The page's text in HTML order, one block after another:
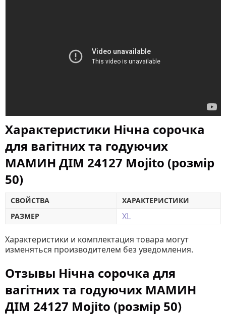
Характеристики Нічна сорочка
для вагітних та годуючих
МАМИН ДІМ 24127 Mojito (розмір
50)
СВОЙСТВА
ХАРАКТЕРИСТИКИ
РАЗМЕР
XL
Характеристики и комплектация товара могут
изменяться производителем без уведомления.
Отзывы Нічна сорочка для
вагітних та годуючих МАМИН
ДІМ 24127 Mojito (розмір 50)